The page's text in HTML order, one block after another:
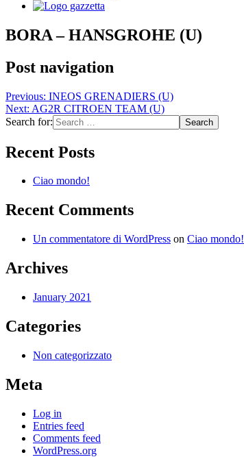
BORA – HANSGROHE (U)
Post navigation
Previous: INEOS GRENADIERS (U)
Next: AG2R CITROEN TEAM (U)
Search for:
Recent Posts
Ciao mondo!
Recent Comments
Un commentatore di WordPress on Ciao mondo!
Archives
January 2021
Categories
Non categorizzato
Meta
Log in
Entries feed
Comments feed
WordPress.org